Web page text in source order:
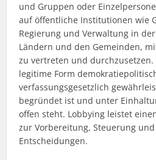
und Gruppen oder
auf öffentliche Institutionen wie
Regierung und Verwaltung in
Ländern und den Gemeinden,
zu vertreten und durchzusetzen.
legitime Form
verfassungsgesetzlich
begründet ist und unter
offen steht. Lobbying leistet
zur Vorbereitung, Steuerung
Entscheidungen.